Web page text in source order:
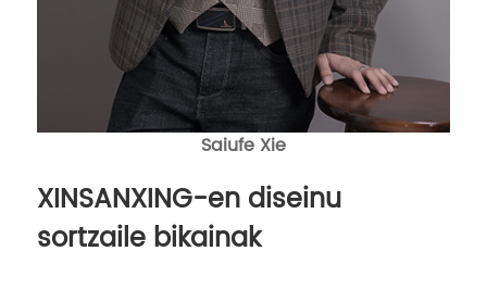
Saiufe Xie
XINSANXING-en diseinu
sortzaile bikainak